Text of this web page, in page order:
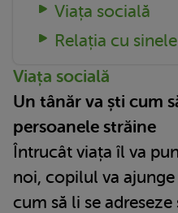
Viața socială
Relația cu sinele
Viața socială
Un tânăr va ști cum
persoanele străine
Întrucât viața îl va
noi, copilul va
cum să li se